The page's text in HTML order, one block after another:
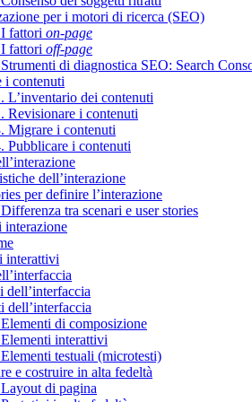
per i motori di ricerca (SEO)
fattori on-page
fattori off-page
di diagnostica SEO: Search
i contenuti
L’inventario dei contenuti
Revisionare i contenuti
Migrare i contenuti
Pubblicare i contenuti
dell’interazione
per definire l’interazione
tra scenari e user stories
interazione
interattivi
dell’interfaccia
dell’interfaccia
di composizione
interattivi
testuali (microtesti)
e costruire in alta fedeltà
di pagina